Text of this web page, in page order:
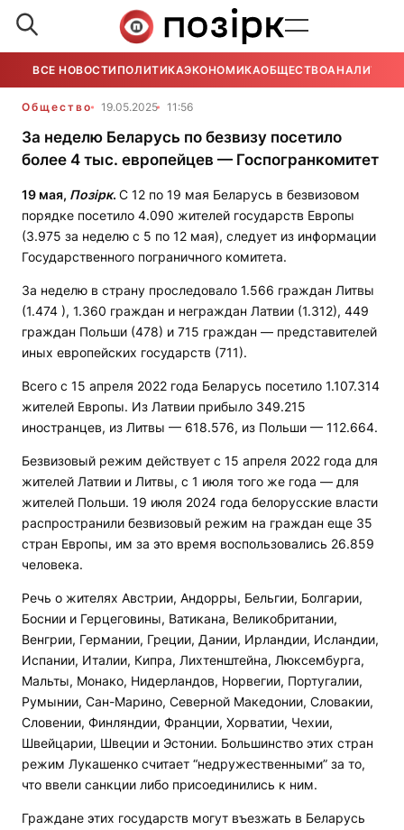
ВСЕ НОВОСТИ ПОЛИТИКАЭКОНОМИКАОБЩЕСТВОАНАЛИТИКА
Общество 19.05.2025 11:56
За неделю Беларусь по безвизу посетило
более 4 тыс. европейцев — Госпогранкомитет
19 мая, Позірк. С 12 по 19 мая Беларусь в безвизовом
порядке посетило 4.090 жителей государств Европы
(3.975 за неделю с 5 по 12 мая), следует из информации
Государственного пограничного комитета.
За неделю в страну проследовало 1.566 граждан Литвы
(1.474 ), 1.360 граждан и неграждан Латвии (1.312), 449
граждан Польши (478) и 715 граждан — представителей
иных европейских государств (711).
Всего с 15 апреля 2022 года Беларусь посетило 1.107.314
жителей Европы. Из Латвии прибыло 349.215
иностранцев, из Литвы — 618.576, из Польши — 112.664.
Безвизовый режим действует с 15 апреля 2022 года для
жителей Латвии и Литвы, с 1 июля того же года — для
жителей Польши. 19 июля 2024 года белорусские власти
распространили безвизовый режим на граждан еще 35
стран Европы, им за это время воспользовались 26.859
человека.
Речь о жителях Австрии, Андорры, Бельгии, Болгарии,
Боснии и Герцеговины, Ватикана, Великобритании,
Венгрии, Германии, Греции, Дании, Ирландии, Исландии,
Испании, Италии, Кипра, Лихтенштейна, Люксембурга,
Мальты, Монако, Нидерландов, Норвегии, Португалии,
Румынии, Сан-Марино, Северной Македонии, Словакии,
Словении, Финляндии, Франции, Хорватии, Чехии,
Швейцарии, Швеции и Эстонии. Большинство этих стран
режим Лукашенко считает “недружественными” за то,
что ввели санкции либо присоединились к ним.
Граждане этих государств могут въезжать в Беларусь